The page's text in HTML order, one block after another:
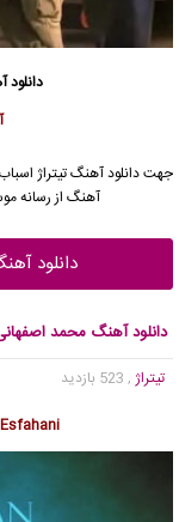
آهنگ از رسانه
دانلود
دانلود آهنگ محمد
تیتراژ , 523 بازدید